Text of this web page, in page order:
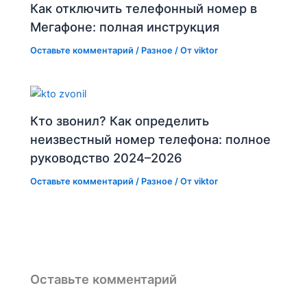
Как отключить телефонный номер в
Мегафоне: полная инструкция
Оставьте комментарий / Разное / Отviktor
Кто звонил? Как определить
неизвестный номер телефона: полное
руководство 2024–2026
Оставьте комментарий / Разное / Отviktor
Оставьте комментарий